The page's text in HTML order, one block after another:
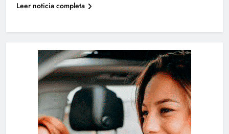
Leer noticia completa